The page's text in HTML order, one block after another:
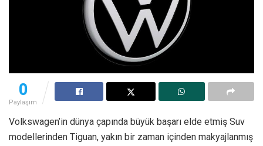
0
Paylaşım
Volkswagen’in dünya çapında büyük başarı elde etmiş Suv
modellerinden Tiguan, yakın bir zaman içinden makyajlanmış